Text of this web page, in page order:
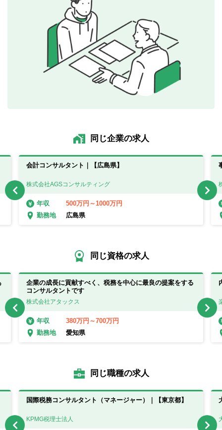
同じ企業の求人
会計コンサルタント｜【広島県】
株式会社AGSコンサルティング
年収
500万円～1000万円
勤務地
広島県
同じ資格の求人
企業の成長に貢献すべく、税務を中心に最良の提案をする
コンサルタントです
株式会社アタックス
年収
380万円～700万円
勤務地
愛知県
同じ職種の求人
国際税務コンサルタント（マネージャー）｜【東京都】
KPMG税理士法人